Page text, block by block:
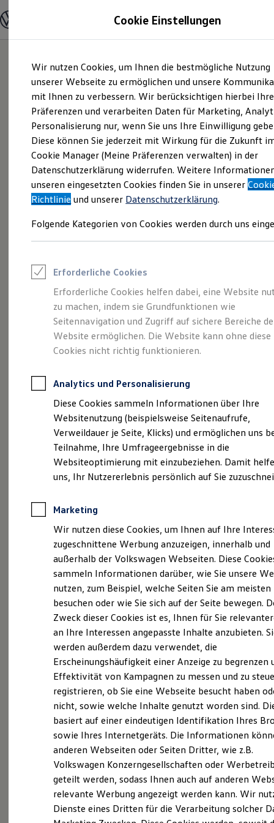
Hauptinhalt
springen
Footer
springen
Modelle und Konfigurator
Modelle vergleichen
Elektroautos
ENERGY Sondermodelle
Nutzfahrzeuge
SUV und CUV
Familienautos
Kombis
Kompaktwagen
Sportwagen
Schnell verfügbare Fahrzeuge
Angebote und Produkte
Aktuelle Angebote
E-Auto-Förderung
Volkswagen Marktplatz
Junge Gebrauchtwagen und Gebrauchtwagen
Saisonangebote
Leasing
Leasing-Angebote
Gebrauchtwagen Leasing
Junge Gebrauchtwagen-Leasing
Elektroauto Leasing
Kleinwagen-Leasing
Leasing ohne Anzahlung
Autokredit mit Schlussrate
Versicherungen und Garantien
Kfz-Versicherung
Restschuldversicherungen
Garantien
Wartungsverträge
Geschäftskunden
Professional Class bei Volkswagen
Großkunden
Behörden
Anpfiff zum Gewinn
Elektroautos
ID. Tutorials
Elektrofahrzeugkonzepte
Reichweite
Reichweite der ID. Modelle
Reichweite im Winter
Laden
Laden unterwegs
Laden Zuhause
Ladezeitensimulator
Batterie
Sicherheit
Garantie und Lebensdauer
Nachhaltigkeit
Technologie
Kosten und Kauf
Verbrauchskosten
Kaufoptionen
E-Auto-Förderung
Software und Konnektivität
Die ID. Software 6
ID. Software Versionen und Updates
Digitale Extras
Schnittstellen zu Ihrem ID.
Gepflegt, geprüft und
für gut befunden.
Volkswagen
Zertifizierte
Gebrauchtwagen.
(Impressum & Rechtliches )
Ganz selbstverständlich.Das
Gebrauchtwagen-
Leistungsversprechen.
Rundum sicher: der 360°Gebrauchtwagen-
Bevor ein VolkswagenZertifizierter
Gebrauchtwagenan unsere Kunden
übergeben wird, prüfen wir den Zustand
Cookie Einstellungen
Wir nutzen Cookies, um Ihnen die bestmögliche Nutzung
unserer Webseite zu ermöglichen und unsere
mit Ihnen zu verbessern. Wir berücksichtigen hierbei Ihre
Präferenzen und verarbeiten Daten für Marketing,
Personalisierung nur, wenn Sie uns Ihre Einwilligung
Diese können Sie jederzeit mit Wirkung für die Zukunft
Cookie Manager (Meine Präferenzen verwalten) in der
Datenschutzerklärung widerrufen. Weitere
unseren eingesetzten Cookies finden Sie in unserer
Richtlinie und unserer Datenschutzerklärung.
Folgende Kategorien von Cookies werden durch uns
Erforderliche Cookies
Erforderliche Cookies helfen dabei, eine Website
zu machen, indem sie Grundfunktionen wie
Seitennavigation und Zugriff auf sichere Bereiche
Website ermöglichen. Die Website kann ohne diese
Cookies nicht richtig funktionieren.
Analytics und Personalisierung
Diese Cookies sammeln Informationen über Ihre
Websitenutzung (beispielsweise Seitenaufrufe,
Verweildauer je Seite, Klicks) und ermöglichen uns
Teilnahme, Ihre Umfrageergebnisse in die
Websiteoptimierung mit einzubeziehen. Damit
uns, Ihr Nutzererlebnis persönlich auf Sie
Marketing
Wir nutzen diese Cookies, um Ihnen auf Ihre
zugeschnittene Werbung anzuzeigen, innerhalb und
außerhalb der Volkswagen Webseiten. Diese
sammeln Informationen darüber, wie Sie unsere
nutzen, zum Beispiel, welche Seiten Sie am meisten
besuchen oder wie Sie sich auf der Seite bewegen.
Zweck dieser Cookies ist es, Ihnen für Sie
an Ihre Interessen angepasste Inhalte anzubieten.
werden außerdem dazu verwendet, die
Erscheinungshäufigkeit einer Anzeige zu begrenzen
Effektivität von Kampagnen zu messen und zu
registrieren, ob Sie eine Webseite besucht haben
nicht, sowie welche Inhalte genutzt worden sind.
basiert auf einer eindeutigen Identifikation Ihres
sowie Ihres Internetgeräts. Die Informationen
anderen Webseiten oder Seiten Dritter, wie z.B.
Volkswagen Konzerngesellschaften oder
geteilt werden, sodass Ihnen auch auf anderen
relevante Werbung angezeigt werden kann. Wir
Dienste eines Dritten für die Verarbeitung solcher